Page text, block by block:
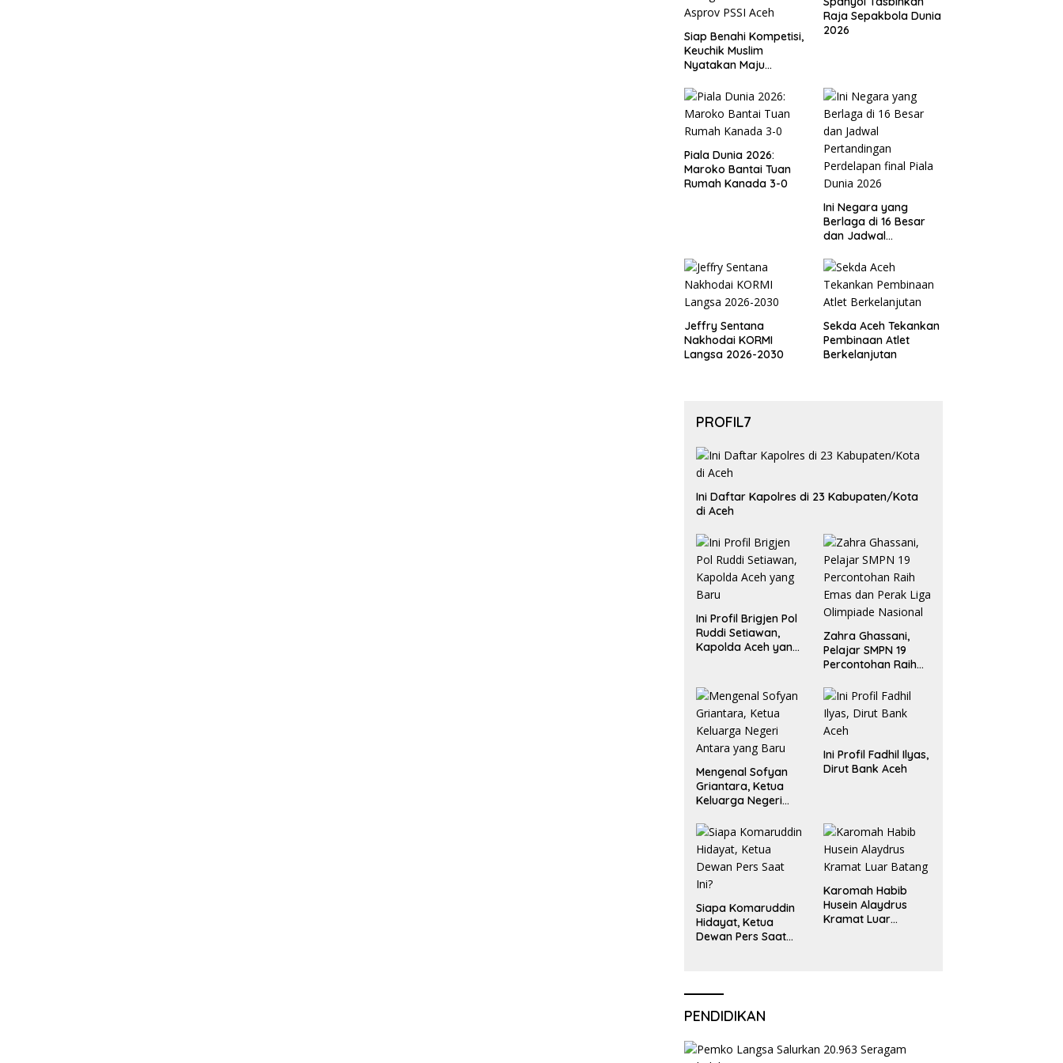
Siap Benahi Kompetisi,
Keuchik Muslim
Nyatakan Maju
Asprov PSSI Aceh
Raja Sepakbola Dunia
2026
Piala Dunia 2026:
Maroko Bantai Tuan
Rumah Kanada 3-0
Ini Negara yang
Berlaga di 16 Besar
dan Jadwal
Perdelapan final Piala
Dunia 2026
Jeffry Sentana
Nakhodai KORMI
Langsa 2026-2030
Sekda Aceh Tekankan
Pembinaan Atlet
Berkelanjutan
PROFIL7
Ini Daftar Kapolres di 23 Kabupaten/Kota
di Aceh
Ini Profil Brigjen Pol
Ruddi Setiawan,
Kapolda Aceh yang
Zahra Ghassani,
Pelajar SMPN 19
Percontohan Raih
Liga Olimpiade
Nasional
Mengenal Sofyan
Griantara, Ketua
Keluarga Negeri
Ini Profil Fadhil Ilyas,
Dirut Bank Aceh
Siapa Komaruddin
Hidayat, Ketua
Dewan Pers Saat
Karomah Habib
Husein Alaydrus
Kramat Luar
PENDIDIKAN